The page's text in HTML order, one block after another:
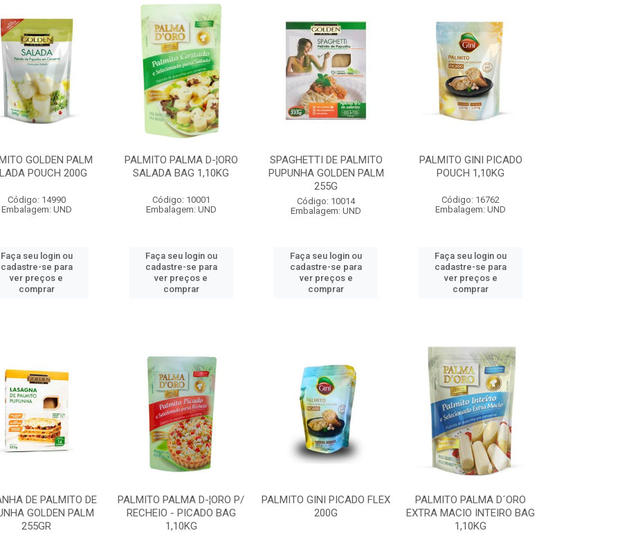
GOLDEN PALM
POUCH 200G
Código: 14990
Embalagem: UND
Faça seu login ou
cadastre-se para
ver preços e
comprar
PALMITO PALMA D-¦ORO
SALADA BAG 1,10KG
Código: 10001
Embalagem: UND
Faça seu login ou
cadastre-se para
ver preços e
comprar
SPAGHETTI DE PALMITO
PUPUNHA GOLDEN PALM
255G
Código: 10014
Embalagem: UND
Faça seu login ou
cadastre-se para
ver preços e
comprar
PALMITO GINI PICADO
POUCH 1,10KG
Código: 16762
Embalagem: UND
Faça seu login ou
cadastre-se para
ver preços e
comprar
DE PALMITO DE
GOLDEN PALM
255GR
PALMITO PALMA D-¦ORO P/
RECHEIO - PICADO BAG
1,10KG
PALMITO GINI PICADO FLEX
200G
PALMITO PALMA D´ORO
EXTRA MACIO INTEIRO BAG
1,10KG